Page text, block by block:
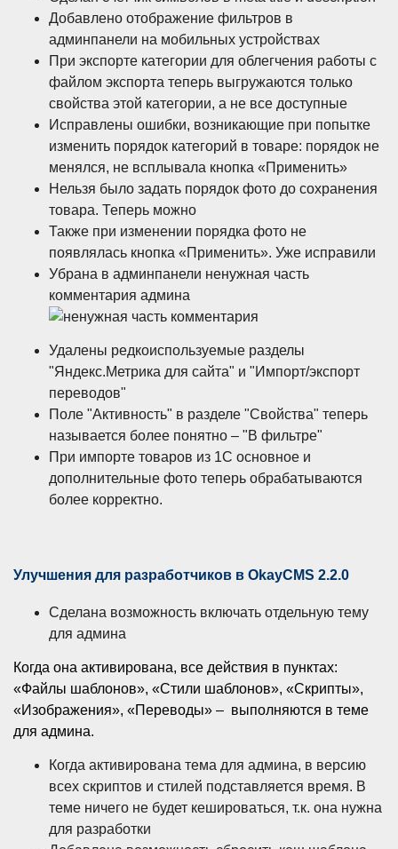
Добавлено отображение фильтров в
админпанели на мобильных устройствах
При экспорте категории для облегчения работы с
файлом экспорта теперь выгружаются только
свойства этой категории, а не все доступные
Исправлены ошибки, возникающие при попытке
изменить порядок категорий в товаре: порядок не
менялся, не всплывала кнопка «Применить»
Нельзя было задать порядок фото до сохранения
товара. Теперь можно
Также при изменении порядка фото не
появлялась кнопка «Применить». Уже исправили
Убрана в админпанели ненужная часть
комментария админа
Удалены редкоиспользуемые разделы
"Яндекс.Метрика для сайта" и "Импорт/экспорт
переводов"
Поле "Активность" в разделе "Свойства" теперь
называется более понятно – "В фильтре"
При импорте товаров из 1С основное и
дополнительные фото теперь обрабатываются
более корректно.
Улучшения для разработчиков в OkayCMS 2.2.0
Сделана возможность включать отдельную тему
для админа
Когда она активирована, все действия в пунктах:
«Файлы шаблонов», «Стили шаблонов», «Скрипты»,
«Изображения», «Переводы» – выполняются в теме
для админа.
Когда активирована тема для админа, в версию
всех скриптов и стилей подставляется время. В
теме ничего не будет кешироваться, т.к. она нужна
для разработки